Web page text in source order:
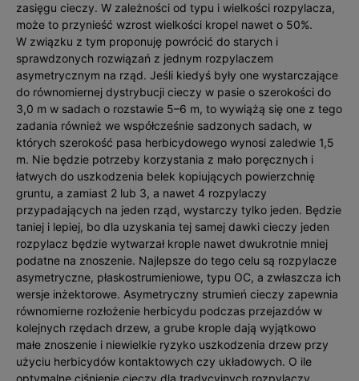
zasięgu cieczy. W zależności od typu i wielkości rozpylacza,
może to przynieść wzrost wielkości kropel nawet o 50%.
W związku z tym proponuję powrócić do starych i
sprawdzonych rozwiązań z jednym rozpylaczem
asymetrycznym na rząd. Jeśli kiedyś były one wystarczające
do równomiernej dystrybucji cieczy w pasie o szerokości do
3,0 m w sadach o rozstawie 5–6 m, to wywiążą się one z tego
zadania również we współcześnie sadzonych sadach, w
których szerokość pasa herbicydowego wynosi zaledwie 1,5
m. Nie będzie potrzeby korzystania z mało poręcznych i
łatwych do uszkodzenia belek kopiujących powierzchnię
gruntu, a zamiast 2 lub 3, a nawet 4 rozpylaczy
przypadających na jeden rząd, wystarczy tylko jeden. Będzie
taniej i lepiej, bo dla uzyskania tej samej dawki cieczy jeden
rozpylacz będzie wytwarzał krople nawet dwukrotnie mniej
podatne na znoszenie. Najlepsze do tego celu są rozpylacze
asymetryczne, płaskostrumieniowe, typu OC, a zwłaszcza ich
wersje inżektorowe. Asymetryczny strumień cieczy zapewnia
równomierne rozłożenie herbicydu podczas przejazdów w
kolejnych rzędach drzew, a grube krople dają wyjątkowo
małe znoszenie i niewielkie ryzyko uszkodzenia drzew przy
użyciu herbicydów kontaktowych czy układowych. O ile
optymalne ciśnienie cieczy dla tradycyjnych rozpylaczy